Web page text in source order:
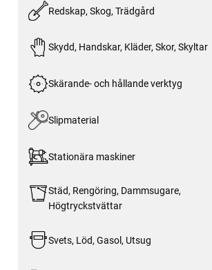
Redskap, Skog, Trädgård
Skydd, Handskar, Kläder, Skor, Skyltar
Skärande- och hållande verktyg
Slipmaterial
Stationära maskiner
Städ, Rengöring, Dammsugare,
Högtryckstvättar
Svets, Löd, Gasol, Utsug